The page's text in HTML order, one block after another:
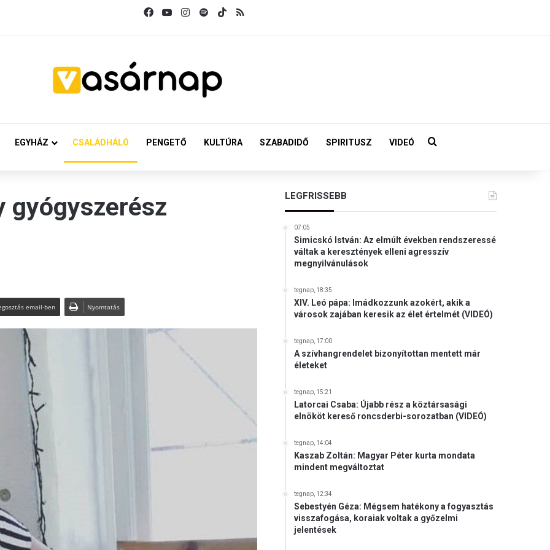
FacebookYouTubeInstagram
SpotifyTikTok
EGYHÁZ CSALÁDHÁLÓ PENGETŐ KULTÚRA SZABADIDŐ SPIRITUSZ VIDEÓ Keresés:
gyógyszerész
email-ben Nyomtatás
LEGFRISSEBB
07:05
Simicskó István: Az elmúlt években rendszeressé
váltak a keresztények elleni agresszív
megnyilvánulások
tegnap, 18:35
XIV. Leó pápa: Imádkozzunk azokért, akik a
városok zajában keresik az élet értelmét (VIDEÓ)
tegnap, 17:00
A szívhangrendelet bizonyítottan mentett már
életeket
tegnap, 15:21
Latorcai Csaba: Újabb rész a köztársasági
elnököt kereső roncsderbi-sorozatban (VIDEÓ)
tegnap, 14:04
Kaszab Zoltán: Magyar Péter kurta mondata
mindent megváltoztat
tegnap, 12:34
Sebestyén Géza: Mégsem hatékony a fogyasztás
visszafogása, koraiak voltak a győzelmi
jelentések